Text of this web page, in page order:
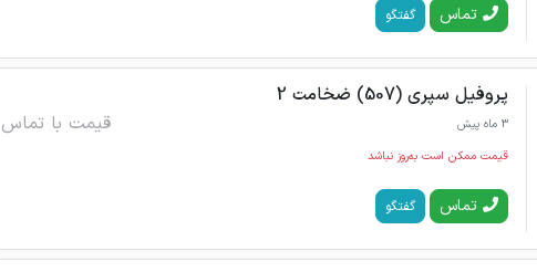
تماس گفتگو
پروفیل سپری (507) ضخامت 2
3 ماه پیش قیمت با تماس
قیمت ممکن است به‌روز نباشد
تماس گفتگو